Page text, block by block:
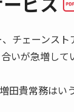
チェーンスト
いが急増して
貴常務はいう